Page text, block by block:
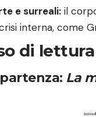
e surreali: il
interna, come
di
La